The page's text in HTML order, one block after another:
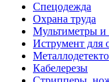
Спецодежда
Охрана труда
Мультиметры и
Иструмент для
Кабелерезы